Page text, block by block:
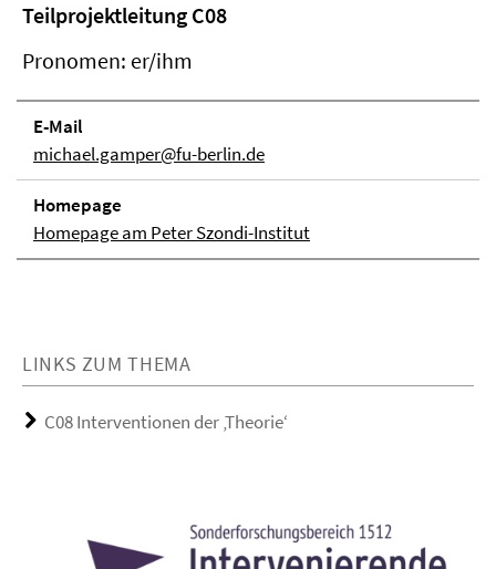
Teilprojektleitung C08
Pronomen: er/ihm
E-Mail
michael.gamper@fu-berlin.de
Homepage
Homepage am Peter Szondi-Institut
LINKS ZUM THEMA
C08 Interventionen der ‚Theorie‘